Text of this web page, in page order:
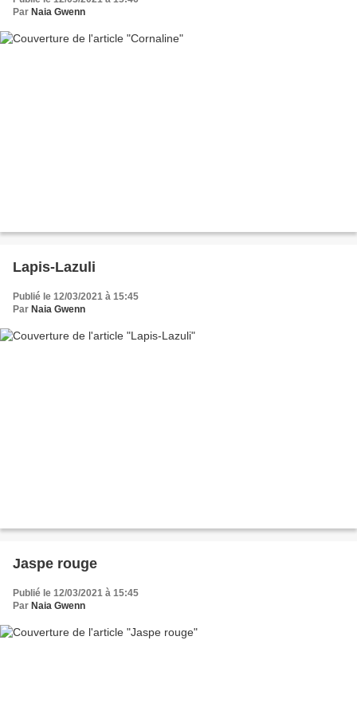
Par Naia Gwenn
Lapis-Lazuli
Publié le 12/03/2021 à 15:45
Par Naia Gwenn
Jaspe rouge
Publié le 12/03/2021 à 15:45
Par Naia Gwenn